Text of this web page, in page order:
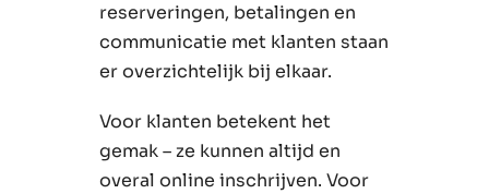
reserveringen, betalingen en
communicatie met klanten staan
er overzichtelijk bij elkaar.
Voor klanten betekent het
gemak – ze kunnen altijd en
overal online inschrijven. Voor